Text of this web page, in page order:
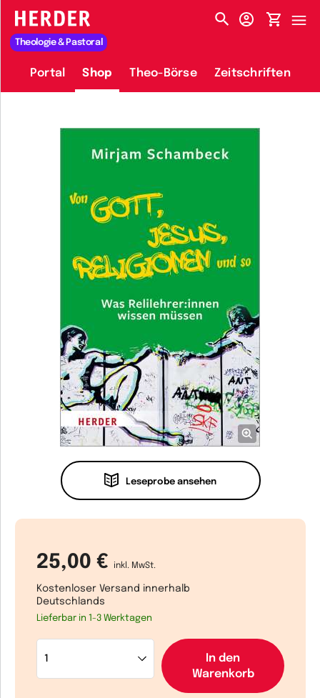
HERDER-MENÜ
Theologie & Pastoral
Portal Shop Theo-Börse Zeitschriften
Leseprobe ansehen
25,00 € inkl. MwSt.
Kostenloser Versand innerhalb
Deutschlands
Lieferbar in 1-3 Werktagen
In den
Warenkorb